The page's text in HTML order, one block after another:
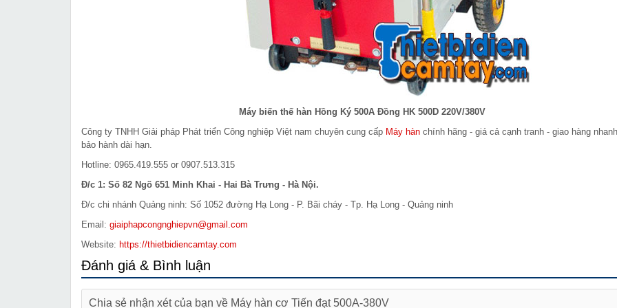
Máy biến thế hàn Hồng Ký 500A Đồng HK 500D 220V/380V
Công ty TNHH Giải pháp Phát triển Công nghiệp Việt nam chuyên cung cấp Máy hàn chính hãng - giá cả cạnh tranh - giao hàng
bảo hành dài hạn.
Hotline: 0965.419.555 or 0907.513.315
Đ/c 1: Số 82 Ngõ 651 Minh Khai - Hai Bà Trưng - Hà Nội.
Đ/c chi nhánh Quảng ninh: Số 1052 đường Hạ Long - P. Bãi cháy - Tp. Hạ Long - Quảng ninh
Email: giaiphapcongnghiepvn@gmail.com
Website: https://thietbidiencamtay.com
Đánh giá & Bình luận
Chia sẻ nhận xét của bạn về Máy hàn cơ Tiến đạt 500A-380V